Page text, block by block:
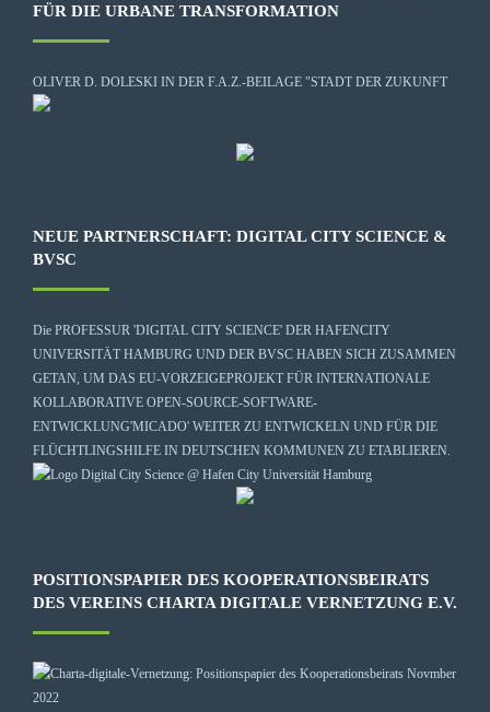
FÜR DIE URBANE TRANSFORMATION
OLIVER D. DOLESKI IN DER F.A.Z.-BEILAGE "STADT DER ZUKUNFT
NEUE PARTNERSCHAFT: DIGITAL CITY SCIENCE &
BVSC
Die PROFESSUR 'DIGITAL CITY SCIENCE' DER HAFENCITY
UNIVERSITÄT HAMBURG UND DER BVSC HABEN SICH ZUSAMMEN
GETAN, UM DAS EU-VORZEIGEPROJEKT FÜR INTERNATIONALE
KOLLABORATIVE OPEN-SOURCE-SOFTWARE-
ENTWICKLUNG'MICADO' WEITER ZU ENTWICKELN UND FÜR DIE
FLÜCHTLINGSHILFE IN DEUTSCHEN KOMMUNEN ZU ETABLIEREN.
POSITIONSPAPIER DES KOOPERATIONSBEIRATS
DES VEREINS CHARTA DIGITALE VERNETZUNG E.V.